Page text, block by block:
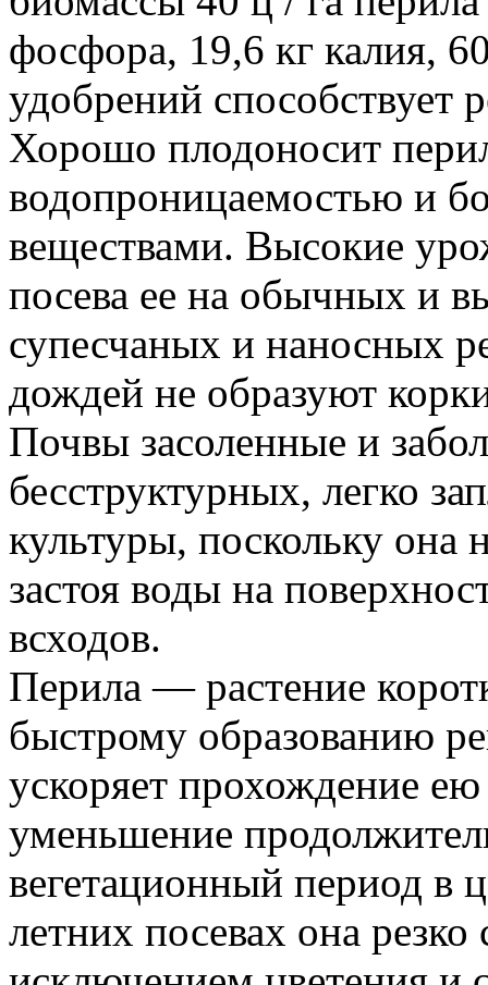
фосфора, 19,6 кг калия,
удобрений
Хорошо плодоносит
водопроницаемостью и
веществами. Высокие
посева ее на обычных и
супесчаных и наносных
дождей не образуют
Почвы засоленные и
бесструктурных, легко
культуры, поскольку она
застоя воды на
всходов.
Перила — растение
быстрому образованию
ускоряет прохождение
уменьшение
вегетационный период в
летних посевах она